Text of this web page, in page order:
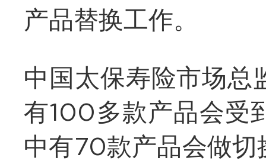
产品替换工作。
中国太保寿险市场总
有100多款产品会受
中有70款产品会做切